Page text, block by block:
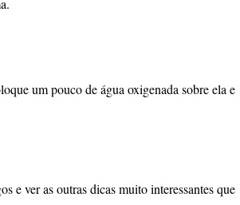
um pouco de água oxigenada sobre ela e
e ver as outras dicas muito interessantes que